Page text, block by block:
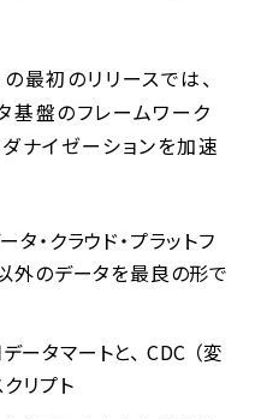
初のリリースでは、
盤のフレームワーク
ナイゼーションを加速
・クラウド・プラットフ
外のデータを最良の形で
タマートと、 CDC （変
リプト